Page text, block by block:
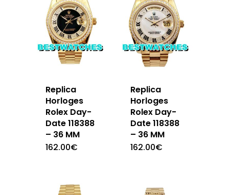
Replica
Horloges
Rolex Day-
Date 118388
– 36 MM
162.00€
Replica
Horloges
Rolex Day-
Date 118388
– 36 MM
162.00€